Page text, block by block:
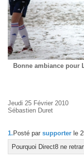
Bonne ambiance pour
Jeudi 25 Février 2010
Sébastien Duret
1. Posté par supporter le
Pourquoi Direct8 ne